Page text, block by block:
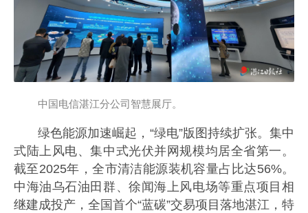
中国电信湛江分公司智慧展厅。
绿色能源加速崛起，“绿电”版图持续扩张。集中
式陆上风电、集中式光伏并网规模均居全省第一。
截至2025年，全市清洁能源装机容量占比达56%。
中海油乌石油田群、徐闻海上风电场等重点项目相
继建成投产，全国首个“蓝碳”交易项目落地湛江，特